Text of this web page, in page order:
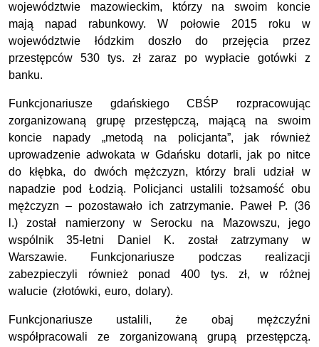
województwie mazowieckim, którzy na swoim koncie
mają napad rabunkowy. W połowie 2015 roku w
województwie łódzkim doszło do przejęcia przez
przestępców 530 tys. zł zaraz po wypłacie gotówki z
banku.
Funkcjonariusze gdańskiego CBŚP rozpracowując
zorganizowaną grupę przestępczą, mającą na swoim
koncie napady „metodą na policjanta”, jak również
uprowadzenie adwokata w Gdańsku dotarli, jak po nitce
do kłębka, do dwóch mężczyzn, którzy brali udział w
napadzie pod Łodzią. Policjanci ustalili tożsamość obu
mężczyzn – pozostawało ich zatrzymanie. Paweł P. (36
l.) został namierzony w Serocku na Mazowszu, jego
wspólnik 35-letni Daniel K. został zatrzymany w
Warszawie. Funkcjonariusze podczas realizacji
zabezpieczyli również ponad 400 tys. zł, w różnej
walucie (złotówki, euro, dolary).
Funkcjonariusze ustalili, że obaj mężczyźni
współpracowali ze zorganizowaną grupą przestępczą.